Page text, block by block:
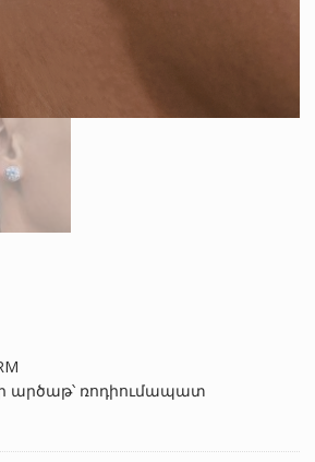
արծաթ՝ ռոդիումապատ